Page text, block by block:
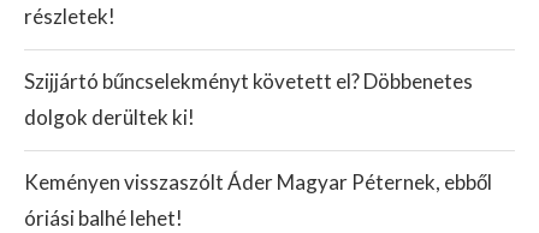
részletek!
Szijjártó bűncselekményt követett el? Döbbenetes
dolgok derültek ki!
Keményen visszaszólt Áder Magyar Péternek, ebből
óriási balhé lehet!